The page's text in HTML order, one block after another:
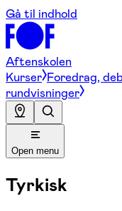
Gå til indhold
Aftenskolen
Kurser Foredrag,
rundvisninger
Open menu
Tyrkisk